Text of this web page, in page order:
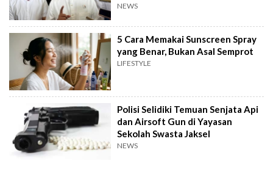
NEWS
5 Cara Memakai Sunscreen Spray
yang Benar, Bukan Asal Semprot
LIFESTYLE
Polisi Selidiki Temuan Senjata Api
dan Airsoft Gun di Yayasan
Sekolah Swasta Jaksel
NEWS